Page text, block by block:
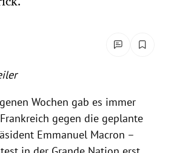
Wochen gab es immer
gegen die geplante
Emmanuel Macron –